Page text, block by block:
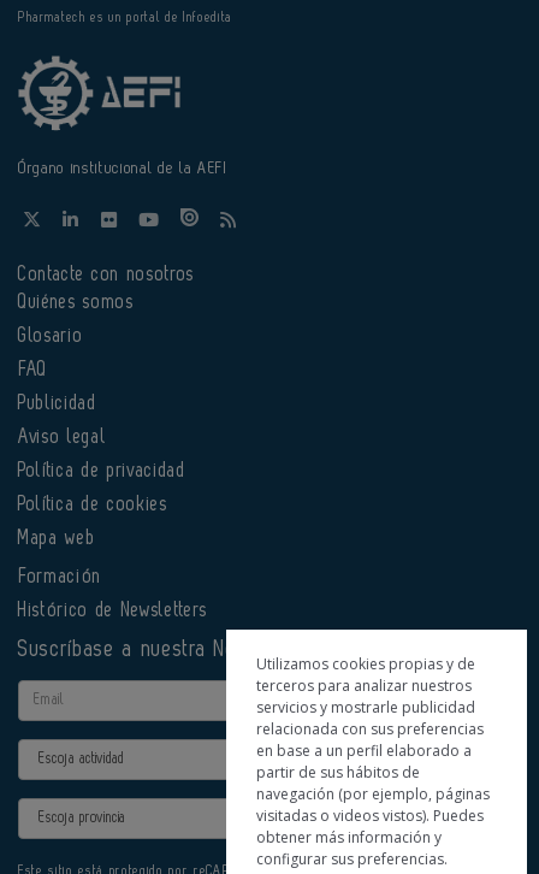
Pharmatech es un portal de Infoedita
Órgano institucional de la AEFI
Contacte con nosotros
Quiénes somos
Glosario
FAQ
Publicidad
Aviso legal
Política de privacidad
Política de cookies
Mapa web
Formación
Histórico de Newsletters
Suscríbase a nuestra Newsletter
Email
Actividad
Provincia
Este sitio está protegido por reCAPTCHA y se aplican la
Utilizamos cookies propias y de
terceros para analizar nuestros
servicios y mostrarle publicidad
relacionada con sus preferencias
en base a un perfil elaborado a
partir de sus hábitos de
navegación (por ejemplo, páginas
visitadas o videos vistos). Puedes
obtener más información y
configurar sus preferencias.